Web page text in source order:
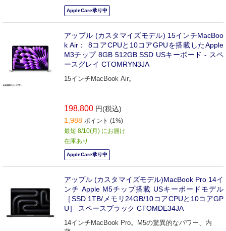
AppleCare承り中
アップル (カスタマイズモデル) 15インチMacBoo
k Air： 8コアCPUと10コアGPUを搭載したApple
M3チップ 8GB 512GB SSD USキーボード - スペ
ースグレイ CTOMRYN3JA
15インチMacBook Air。
198,800 円(税込)
1,988 ポイント (1%)
最短 8/10(月) にお届け
在庫あり
AppleCare承り中
アップル (カスタマイズモデル)MacBook Pro 14イ
ンチ Apple M5チップ搭載 USキーボードモデル
［SSD 1TB/メモリ24GB/10コアCPUと10コアGP
U］ スペースブラック CTOMDE34JA
14インチMacBook Pro。M5の驚異的なパワー、内